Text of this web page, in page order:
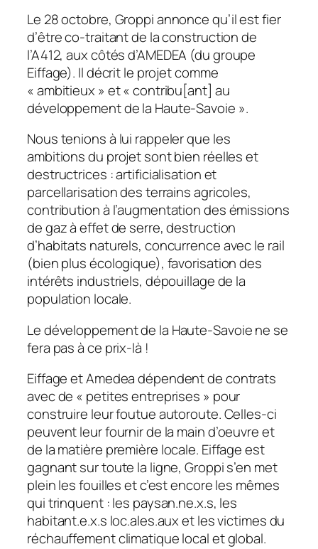
Le 28 octobre, Groppi annonce qu’il est fier
d’être co-traitant de la construction de
l’A412, aux côtés d’AMEDEA (du groupe
Eiffage). Il décrit le projet comme
« ambitieux » et « contribu[ant] au
développement de la Haute-Savoie ».
Nous tenions à lui rappeler que les
ambitions du projet sont bien réelles et
destructrices : artificialisation et
parcellarisation des terrains agricoles,
contribution à l’augmentation des émissions
de gaz à effet de serre, destruction
d’habitats naturels, concurrence avec le rail
(bien plus écologique), favorisation des
intérêts industriels, dépouillage de la
population locale.
Le développement de la Haute-Savoie ne se
fera pas à ce prix-là !
Eiffage et Amedea dépendent de contrats
avec de « petites entreprises » pour
construire leur foutue autoroute. Celles-ci
peuvent leur fournir de la main d’oeuvre et
de la matière première locale. Eiffage est
gagnant sur toute la ligne, Groppi s’en met
plein les fouilles et c’est encore les mêmes
qui trinquent : les paysan.ne.x.s, les
habitant.e.x.s loc.ales.aux et les victimes du
réchauffement climatique local et global.